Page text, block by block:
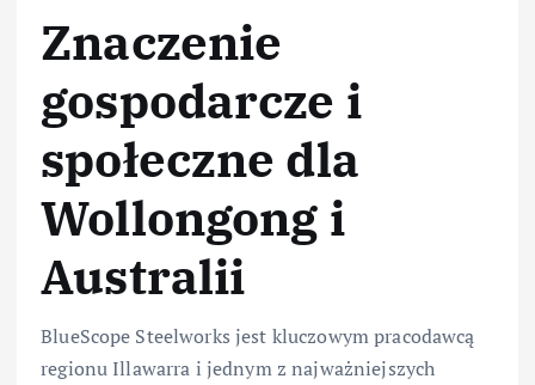
Znaczenie
gospodarcze i
społeczne dla
Wollongong i
Australii
BlueScope Steelworks jest kluczowym pracodawcą
regionu Illawarra i jednym z najważniejszych